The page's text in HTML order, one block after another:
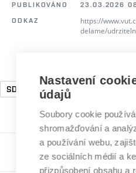
PUBLIKOVÁNO
23.03.2026
ODKAZ
https://
delame/
SDG4 SDG17
Nastavení
údajů
Soubory cookie
shromažďování a
a používání webu,
ze sociálních médií a
přizpůsobení obsahu a